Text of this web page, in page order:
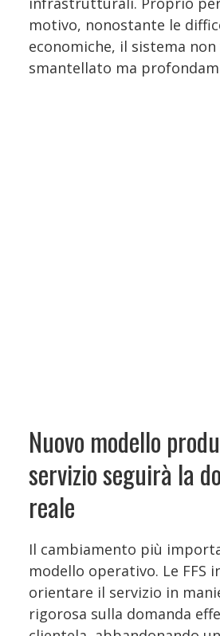
motivo, nonostante le
economiche, il sistema non
smantellato ma
Nuovo modello
servizio seguirà la
reale
Il cambiamento più
modello operativo. Le FFS
orientare il servizio in
rigorosa sulla domanda